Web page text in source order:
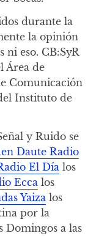
durante la
la opinión
ni eso. CB:SyR
Área de
Comunicación
Instituto de
y Ruido se
Daute Radio
El Día los
Ecca los
Yaiza los
por la
Domingos a las